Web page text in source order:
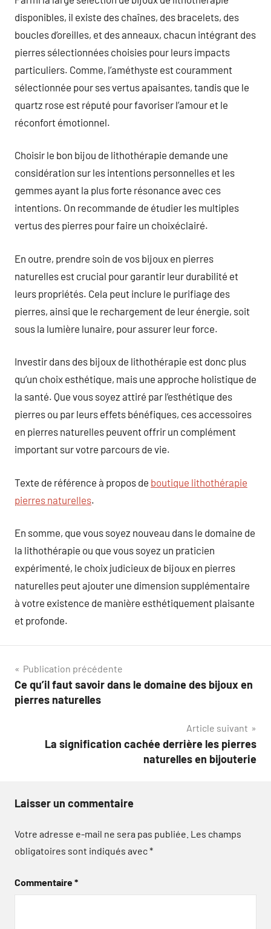
disponibles, il existe des chaînes, des bracelets, des
boucles d’oreilles, et des anneaux, chacun intégrant des
pierres sélectionnées choisies pour leurs impacts
particuliers. Comme, l’améthyste est couramment
sélectionnée pour ses vertus apaisantes, tandis que le
quartz rose est réputé pour favoriser l’amour et le
réconfort émotionnel.
Choisir le bon bijou de lithothérapie demande une
considération sur les intentions personnelles et les
gemmes ayant la plus forte résonance avec ces
intentions. On recommande de étudier les multiples
vertus des pierres pour faire un choixéclairé.
En outre, prendre soin de vos bijoux en pierres
naturelles est crucial pour garantir leur durabilité et
leurs propriétés. Cela peut inclure le purifiage des
pierres, ainsi que le rechargement de leur énergie, soit
sous la lumière lunaire, pour assurer leur force.
Investir dans des bijoux de lithothérapie est donc plus
qu’un choix esthétique, mais une approche holistique de
la santé. Que vous soyez attiré par l’esthétique des
pierres ou par leurs effets bénéfiques, ces accessoires
en pierres naturelles peuvent offrir un complément
important sur votre parcours de vie.
Texte de référence à propos de boutique lithothérapie
pierres naturelles.
En somme, que vous soyez nouveau dans le domaine de
la lithothérapie ou que vous soyez un praticien
expérimenté, le choix judicieux de bijoux en pierres
naturelles peut ajouter une dimension supplémentaire
à votre existence de manière esthétiquement plaisante
et profonde.
Navigation
de
Publication précédente
Ce qu’il faut savoir dans le domaine des bijoux en
pierres naturelles
Article suivant
La signification cachée derrière les pierres
naturelles en bijouterie
Laisser un commentaire
Votre adresse e-mail ne sera pas publiée. Les champs
obligatoires sont indiqués avec*
Commentaire*